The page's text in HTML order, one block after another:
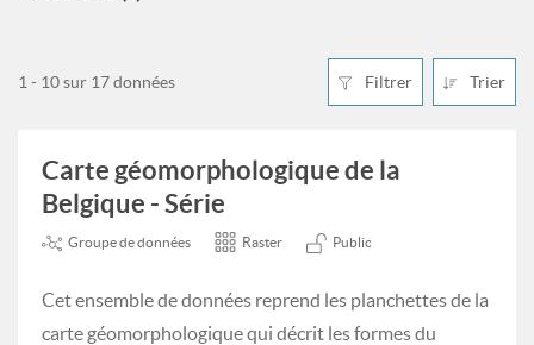
Filtrer Trier
1 - 10 sur 17 données
Carte géomorphologique de la
Belgique - Série
Groupe de données Raster Public
Cet ensemble de données reprend les planchettes de la
carte géomorphologique qui décrit les formes du